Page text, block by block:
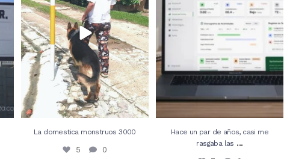
La domestica monstruos 3000
5 0
Hace un par de años, casi me
rasgaba las ...